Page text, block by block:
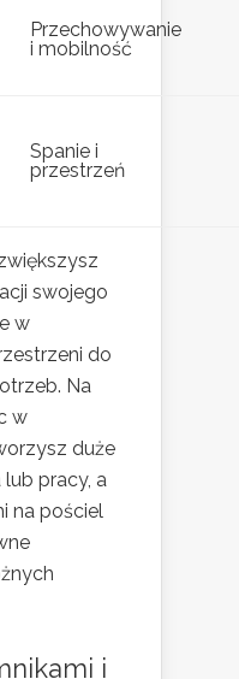
Przechowywanie
i mobilność
Spanie i
przestrzeń
swojego
w
do
Na
w
duże
pracy, a
na pościel
i